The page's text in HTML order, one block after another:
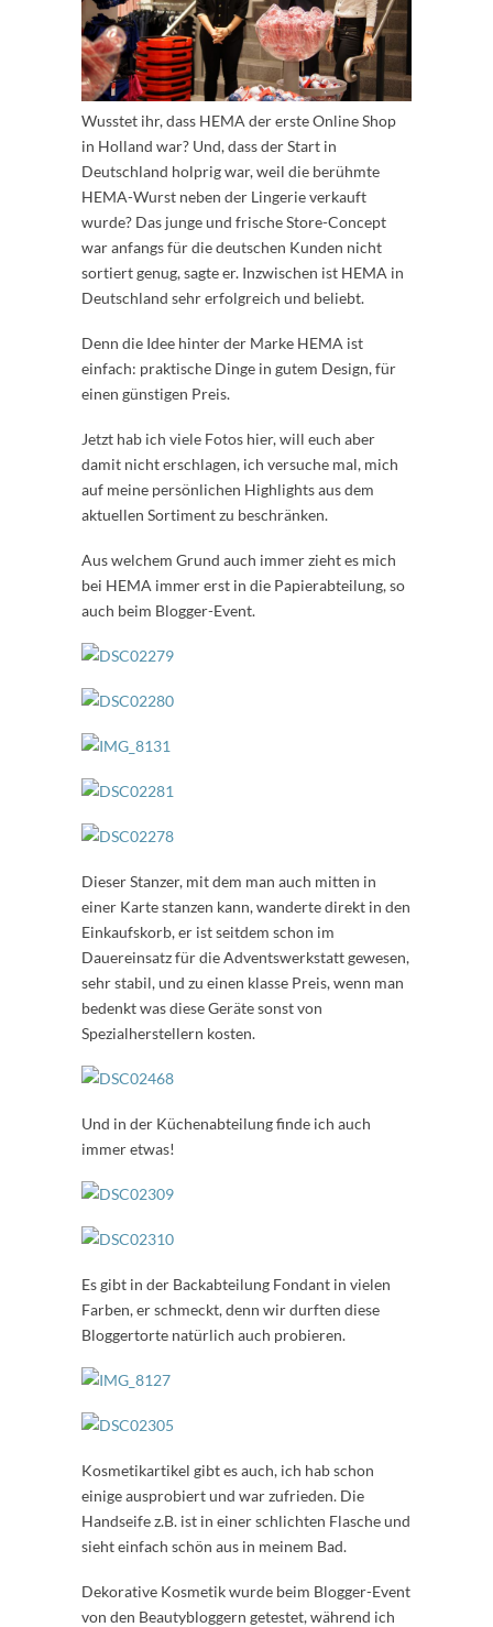
Wusstet ihr, dass HEMA der erste Online Shop
in Holland war? Und, dass der Start in
Deutschland holprig war, weil die berühmte
HEMA-Wurst neben der Lingerie verkauft
wurde? Das junge und frische Store-Concept
war anfangs für die deutschen Kunden nicht
sortiert genug, sagte er. Inzwischen ist HEMA in
Deutschland sehr erfolgreich und beliebt.
Denn die Idee hinter der Marke HEMA ist
einfach: praktische Dinge in gutem Design, für
einen günstigen Preis.
Jetzt hab ich viele Fotos hier, will euch aber
damit nicht erschlagen, ich versuche mal, mich
auf meine persönlichen Highlights aus dem
aktuellen Sortiment zu beschränken.
Aus welchem Grund auch immer zieht es mich
bei HEMA immer erst in die Papierabteilung, so
auch beim Blogger-Event.
Dieser Stanzer, mit dem man auch mitten in
einer Karte stanzen kann, wanderte direkt in den
Einkaufskorb, er ist seitdem schon im
Dauereinsatz für die Adventswerkstatt gewesen,
sehr stabil, und zu einen klasse Preis, wenn man
bedenkt was diese Geräte sonst von
Spezialherstellern kosten.
Und in der Küchenabteilung finde ich auch
immer etwas!
Es gibt in der Backabteilung Fondant in vielen
Farben, er schmeckt, denn wir durften diese
Bloggertorte natürlich auch probieren.
Kosmetikartikel gibt es auch, ich hab schon
einige ausprobiert und war zufrieden. Die
Handseife z.B. ist in einer schlichten Flasche und
sieht einfach schön aus in meinem Bad.
Dekorative Kosmetik wurde beim Blogger-Event
von den Beautybloggern getestet, während ich